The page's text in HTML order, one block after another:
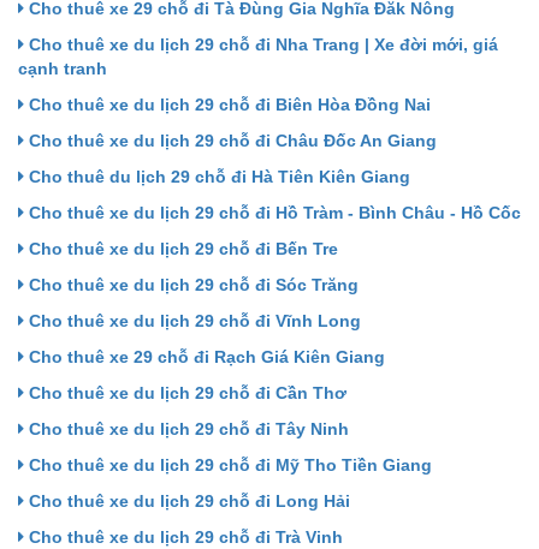
Cho thuê xe 29 chỗ đi Tà Đùng Gia Nghĩa Đăk Nông
Cho thuê xe du lịch 29 chỗ đi Nha Trang | Xe đời mới, giá
cạnh tranh
Cho thuê xe du lịch 29 chỗ đi Biên Hòa Đồng Nai
Cho thuê xe du lịch 29 chỗ đi Châu Đốc An Giang
Cho thuê du lịch 29 chỗ đi Hà Tiên Kiên Giang
Cho thuê xe du lịch 29 chỗ đi Hồ Tràm - Bình Châu - Hồ Cốc
Cho thuê xe du lịch 29 chỗ đi Bến Tre
Cho thuê xe du lịch 29 chỗ đi Sóc Trăng
Cho thuê xe du lịch 29 chỗ đi Vĩnh Long
Cho thuê xe 29 chỗ đi Rạch Giá Kiên Giang
Cho thuê xe du lịch 29 chỗ đi Cần Thơ
Cho thuê xe du lịch 29 chỗ đi Tây Ninh
Cho thuê xe du lịch 29 chỗ đi Mỹ Tho Tiền Giang
Cho thuê xe du lịch 29 chỗ đi Long Hải
Cho thuê xe du lịch 29 chỗ đi Trà Vinh